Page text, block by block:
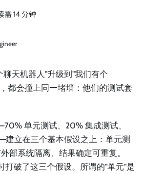
需 14 分钟
天机器人"升级到"我们有个
都会撞上同一堵墙：他们的测试套
单元测试、20% 集成测试、
建立在三个基本假设之上：单元测
部系统隔离、结果确定可重复。
打破了这三个假设。所谓的"单元"是